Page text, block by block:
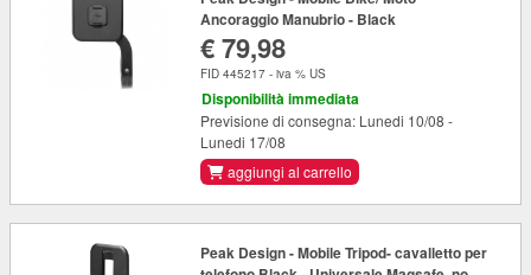
Ancoraggio Manubrio - Black
€ 79,98
FID 445217 - iva % US
Disponibilità immediata
Previsione di consegna: Lunedi 10/08 -
Lunedi 17/08
aggiungi al carrello
Peak Design - Mobile Tripod- cavalletto per